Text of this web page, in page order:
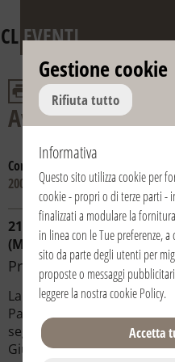
CLEVENTI
Avvento e Natale
Consulta gli anni:
2008
21/12/2008 | 15:30 |
(Milano)
Presepe vivente
La sacra rappresentazione
Pampuri e si snoda in un
seguenti tappe:
Giuseppe verso
Gestione cookie
Rifiuta tutto
Informativa
Questo sito utilizza cookie per
cookie - propri o di terze parti -
finalizzati a modulare la
in linea con le Tue preferenze,
sito da parte degli utenti per
proposte o messaggi
leggere la nostracookie Policy.
Accetta